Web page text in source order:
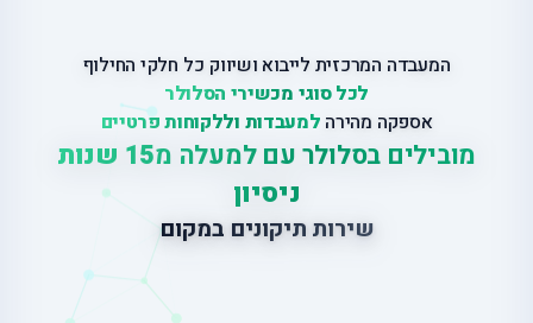
המעבדה המרכזית לייבוא ושיווק כל חלקי החילוף
לכל סוגי מכשירי הסלולר
אספקה מהירה למעבדות וללקוחות פרטיים
מובילים בסלולר עם למעלה מ
15 שנות
ניסיון
שירות תיקונים במקום